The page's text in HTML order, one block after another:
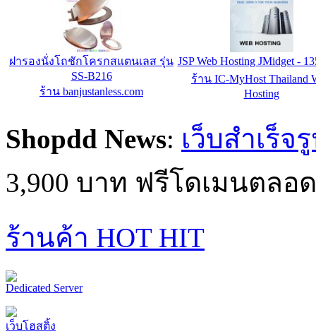
ฝารองนั่งโถชักโครกสแตนเลส รุ่น
SS-B216
ร้าน banjustanless.com
JSP Web Hosting JMidget -
ร้าน IC-MyHost Thailand
Hosting
Shopdd News: เว็บสำเร็จ
3,900 บาท ฟรีโดเมนตลอ
ร้านค้า HOT HIT
Dedicated Server
เว็บโฮสติ้ง